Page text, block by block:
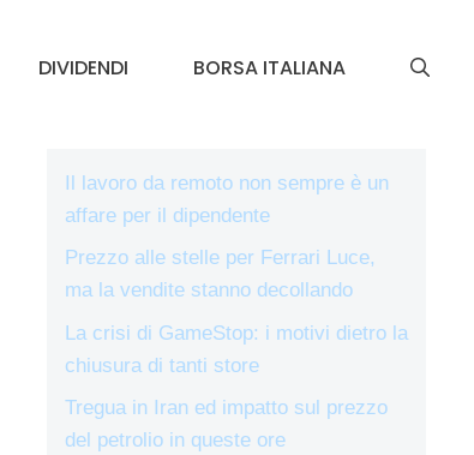
DIVIDENDI BORSA ITALIANA
Il lavoro da remoto non sempre è un
affare per il dipendente
Prezzo alle stelle per Ferrari Luce,
ma la vendite stanno decollando
La crisi di GameStop: i motivi dietro la
chiusura di tanti store
Tregua in Iran ed impatto sul prezzo
del petrolio in queste ore